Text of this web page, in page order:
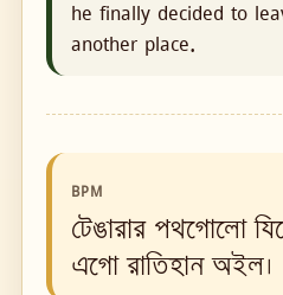
he finally decided to
another place.
BPM
টেঙারার পথগোলো
এগো রাতিহান অইল।